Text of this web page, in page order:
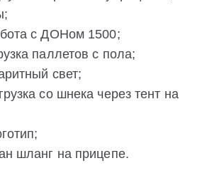
с ДОНом 1500;
паллетов с пола;
свет;
со шнека через тент на
шланг на прицепе.